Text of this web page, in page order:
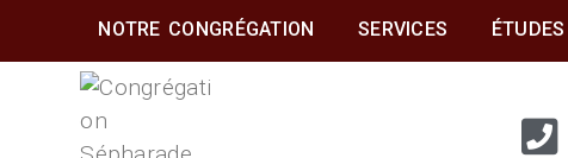
NOTRE CONGRÉGATION SERVICES ÉTUDES